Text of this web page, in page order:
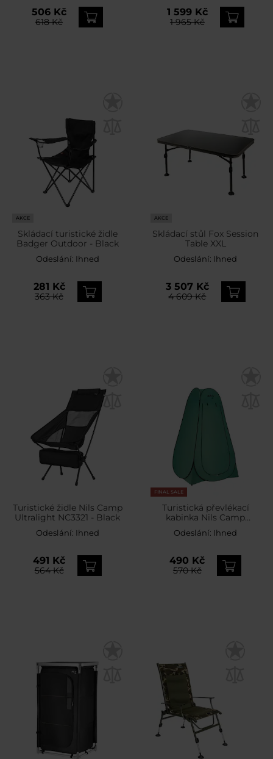
506 Kč
618 Kč
1 599 Kč
1 965 Kč
AKCE
Skládací turistické židle
Badger Outdoor - Black
Odeslání: Ihned
281 Kč
363 Kč
AKCE
Skládací stůl Fox Session
Table XXL
Odeslání: Ihned
3 507 Kč
4 609 Kč
Turistické židle Nils Camp
Ultralight NC3321 - Black
Odeslání: Ihned
491 Kč
564 Kč
FINAL SALE
Turistická převlékací
kabinka Nils Camp
NC1706 – Zelená
Odeslání: Ihned
490 Kč
570 Kč